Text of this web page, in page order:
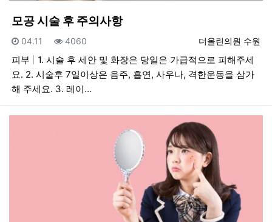
모공 시술 후 주의사항
등록자
더올린의원 수원
등록일
04.11 조회
4060
피부
1. 시술 후 세안 및 화장은 당일은 가급적으로 피해주세
요. 2. 시술후 7일이상은 음주, 흡연, 사우나, 격한운동을 삼가
해 주세요. 3. 레이…